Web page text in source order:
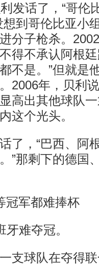
发话了，“哥伦
想到哥伦比亚小
分子枪杀。
得不承认阿根
不是。”但就是
2006年，贝利
高出其他球队
这个光头。
，“巴西、阿
”那剩下的德国
军都难捧杯
难夺冠。
球队在夺得联